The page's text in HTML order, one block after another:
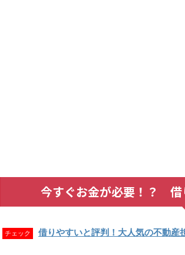
今すぐお金が必要！？ 借
チェック 借りやすいと評判！大人気の不動産